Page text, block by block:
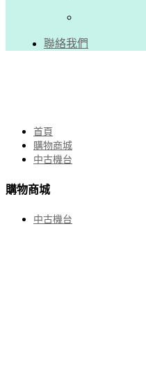
聯絡我們
首頁
購物商城
中古機台
購物商城
中古機台